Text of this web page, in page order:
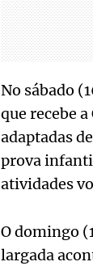
No sábado
que recebe
adaptadas
prova
atividades
O domingo
largada